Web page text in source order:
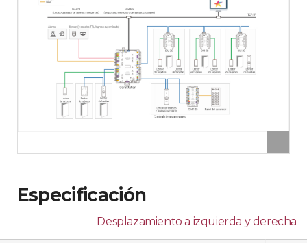
Especificación
Desplazamiento a izquierda y derecha